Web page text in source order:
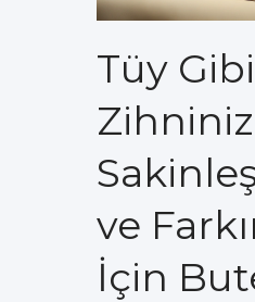
Tüy
ve
İçin